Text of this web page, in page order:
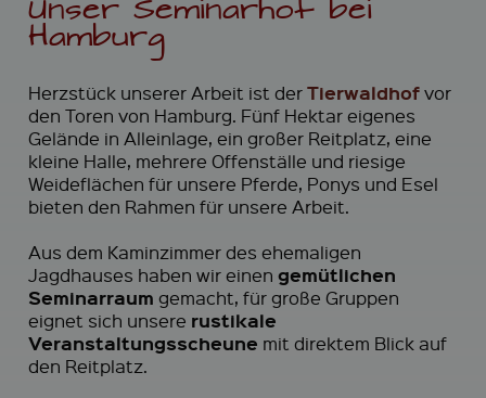
Unser Seminarhof bei
Hamburg
Herzstück unserer Arbeit ist derTierwaldhofvor
den Toren von Hamburg. Fünf Hektar eigenes
Gelände in Alleinlage, ein großer Reitplatz, eine
kleine Halle, mehrere Offenställe und riesige
Weideflächen für unsere Pferde, Ponys und Esel
bieten den Rahmen für unsere Arbeit.
Aus dem Kaminzimmer des ehemaligen
Jagdhauses haben wir einen gemütlichen
Seminarraum gemacht, für große Gruppen
eignet sich unsere rustikale
Veranstaltungsscheune mit direktem Blick auf
den Reitplatz.